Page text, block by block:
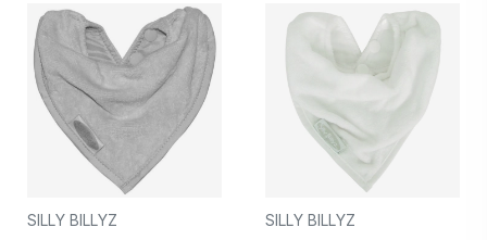
SILLY BILLYZ SILLY BILLYZ